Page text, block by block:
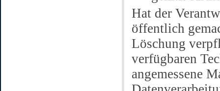
Hat der
öffentlich
Löschung
verfügbaren
angemessene